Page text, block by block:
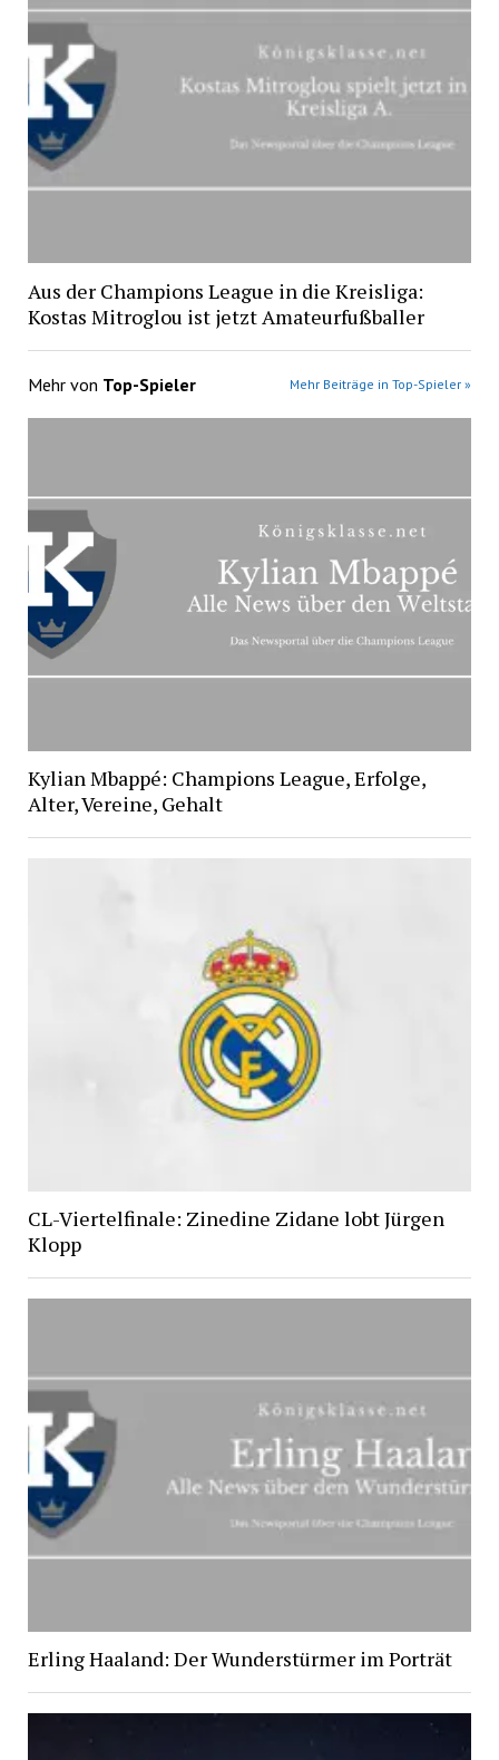
Aus der Champions League in die Kreisliga:
Kostas Mitroglou ist jetzt Amateurfußballer
Mehr von Top-Spieler Mehr Beiträge in Top-Spieler »
Kylian Mbappé: Champions League, Erfolge,
Alter, Vereine, Gehalt
CL-Viertelfinale: Zinedine Zidane lobt Jürgen
Klopp
Erling Haaland: Der Wunderstürmer im Porträt